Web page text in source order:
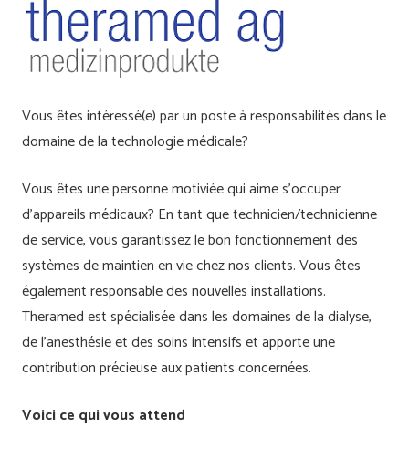
Vous êtes intéressé(e) par un poste à responsabilités dans le
domaine de la technologie médicale?
Vous êtes une personne motiviée qui aime s’occuper
d’appareils médicaux? En tant que technicien/technicienne
de service, vous garantissez le bon fonctionnement des
systèmes de maintien en vie chez nos clients. Vous êtes
également responsable des nouvelles installations.
Theramed est spécialisée dans les domaines de la dialyse,
de l’anesthésie et des soins intensifs et apporte une
contribution précieuse aux patients concernées.
Voici ce qui vous attend